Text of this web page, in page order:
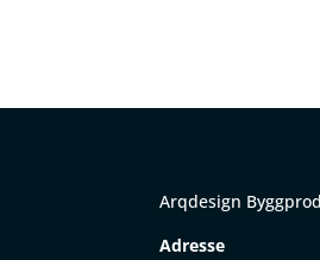
Arqdesign
Adresse